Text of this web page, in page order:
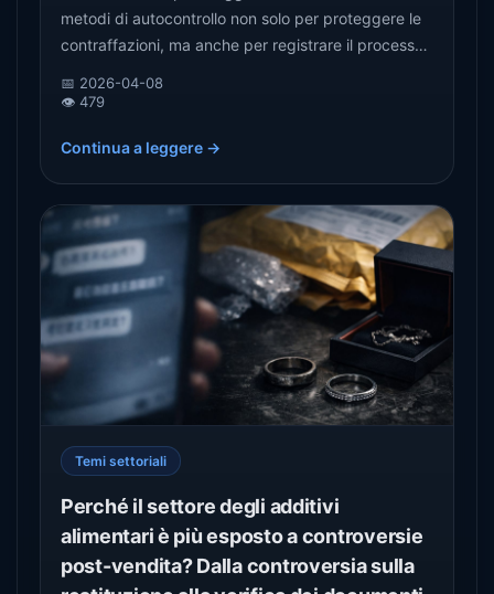
metodi di autocontrollo non solo per proteggere le
contraffazioni, ma anche per registrare il processo
esamina le esigenze reali e le tendenze che si
decodifica, a partire dal settore dei produttori di
📅 2026-04-08
👁️ 479
Continua a leggere →
Temi settoriali
Perché il settore degli additivi
alimentari è più esposto a controversie
post-vendita? Dalla controversia sulla